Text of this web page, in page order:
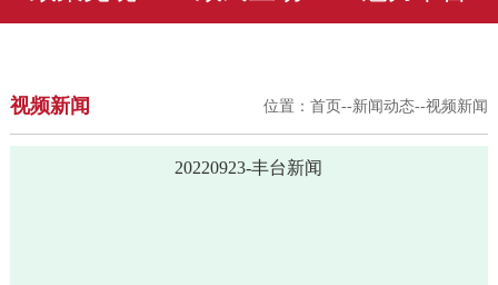
视频新闻 位置：首页--新闻动态--视频新闻
20220923-丰台新闻